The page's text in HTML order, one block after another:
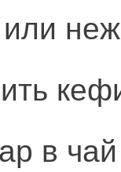
или
в